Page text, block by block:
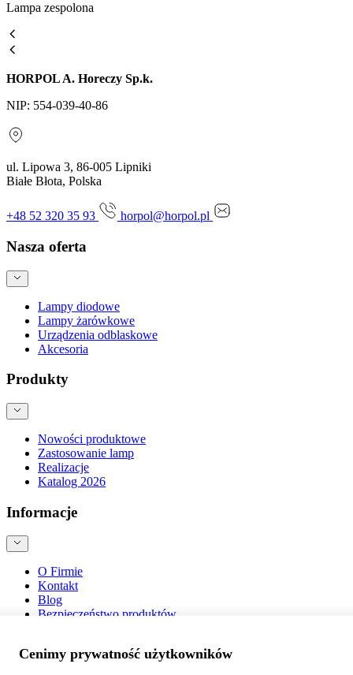
Lampa zespolona
HORPOL A. Horeczy Sp.k.
NIP: 554-039-40-86
ul. Lipowa 3, 86-005 Lipniki
Białe Błota, Polska
+48 52 320 35 93 horpol@horpol.pl
Nasza oferta
Lampy diodowe
Lampy żarówkowe
Urządzenia odblaskowe
Akcesoria
Produkty
Nowości produktowe
Zastosowanie lamp
Realizacje
Katalog 2026
Informacje
O Firmie
Kontakt
Blog
Bezpieczeństwo produktów
Cenimy prywatność użytkowników